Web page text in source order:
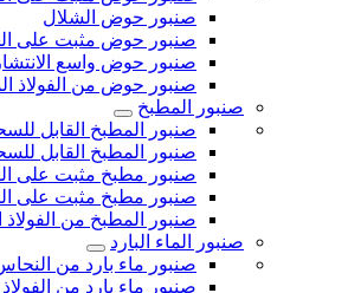
صنبور حوض الشلال
صنبور حوض مثبت على
صنبور حوض واسع الانتشار
صنبور حوض من الفولاذ
صنبور المطبخ
صنبور المطبخ القابل
صنبور المطبخ القابل
صنبور مطبخ مثبت على
صنبور مطبخ مثبت على
صنبور المطبخ من الفولاذ
صنبور الماء البارد
صنبور ماء بارد من
صنبور ماء بارد من